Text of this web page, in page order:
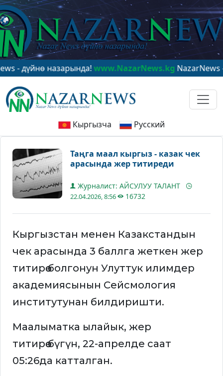
назарында!www.NazarNews.kgNazarNews - в
Кыргызча Русский
Таңга маал кыргыз - казак чек
арасында жер титиреди
Журналист: АЙСУЛУУ ТАЛАНТ
22.04.2026, 8:56 16732
Кыргызстан менен Казакстандын
чек арасында 3 баллга жеткен жер
титирөө болгонун Улуттук илимдер
академиясынын Сейсмология
институтунан билдиришти.
Маалыматка ылайык, жер
титирөө бүгүн, 22-апрелде саат
05:26да катталган.